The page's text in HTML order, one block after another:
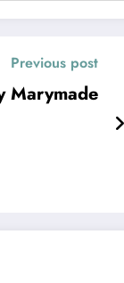
Previous post
Marymade